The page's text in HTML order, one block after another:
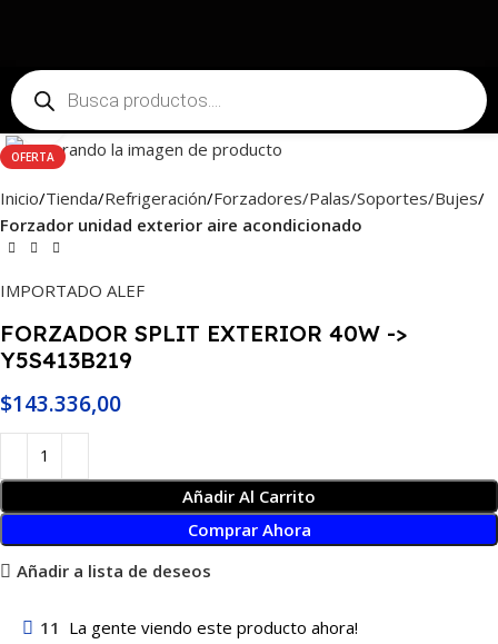
OFERTA
Inicio Tienda Refrigeración Forzadores/Palas/Soportes/Bujes
Forzador unidad exterior aire acondicionado
IMPORTADO ALEF
FORZADOR SPLIT EXTERIOR 40W ->
Y5S413B219
$143.336,00
Añadir Al Carrito
Comprar Ahora
Añadir a lista de deseos
11 La gente viendo este producto ahora!